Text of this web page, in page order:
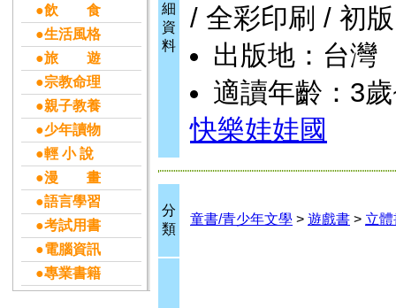
●飲 食
●生活風格
●旅 遊
●宗教命理
●親子教養
●少年讀物
●輕 小 說
●漫 畫
●語言學習
●考試用書
●電腦資訊
●專業書籍
細
資
料
/ 全彩印刷 / 初版
出版地：台灣
適讀年齡：3
快樂娃娃國
分
類
童書/青少年文學 > 遊戲書 > 立